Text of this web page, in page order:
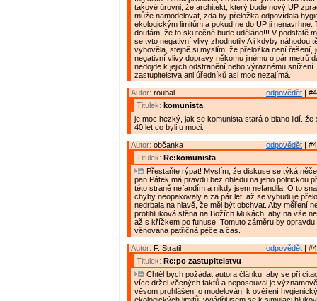
takové úrovni, že architekt, který bude nový UP
může namodelovat, zda by přeložka odpovídala
ekologickým limitům a pokud ne do UP ji nenavrhne.
doufám, že to skutečně bude uděláno!!! V podstatě
se tyto negativní vlivy zhodnotily.A i kdyby náhodou
vyhověla, stejně si myslím, že přeložka není řešení,
negativní vlivy dopravy někomu jinému o pár metrů
nedojde k jejich odstranění nebo výraznému snížení.
zastupitelstva ani úředníků asi moc nezajímá.
odpovědět |
Autor: roubal
Titulek: komunista
je moc hezký, jak se komunista stará o blaho lidí. že
40 let co byli u moci.
odpovědět |
Autor: občanka
Titulek: Re:komunista
Přestaňte rýpat! Myslím, že diskuse se týká
pan Pátek má pravdu bez ohledu na jeho politickou
této straně nefandím a nikdy jsem nefandila. O to
chyby neopakovaly a za pár let, až se vybuduje
nedrbala na hlavě, že měl být obchvat. Aby měření
protihluková stěna na Božích Mukách, aby na vše
až s křížkem po funuse. Tomuto záměru by opravdu
věnována patřičná péče a čas.
odpovědět |
Autor: F. Stratil
Titulek: Re:po zastupitelstvu
Chtěl bych požádat autora článku, aby se při
více držel věcných faktů a neposouval je
věsom prohlášení o modelování k ověření